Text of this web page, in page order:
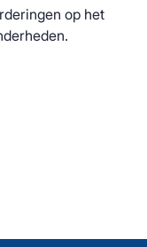
op het